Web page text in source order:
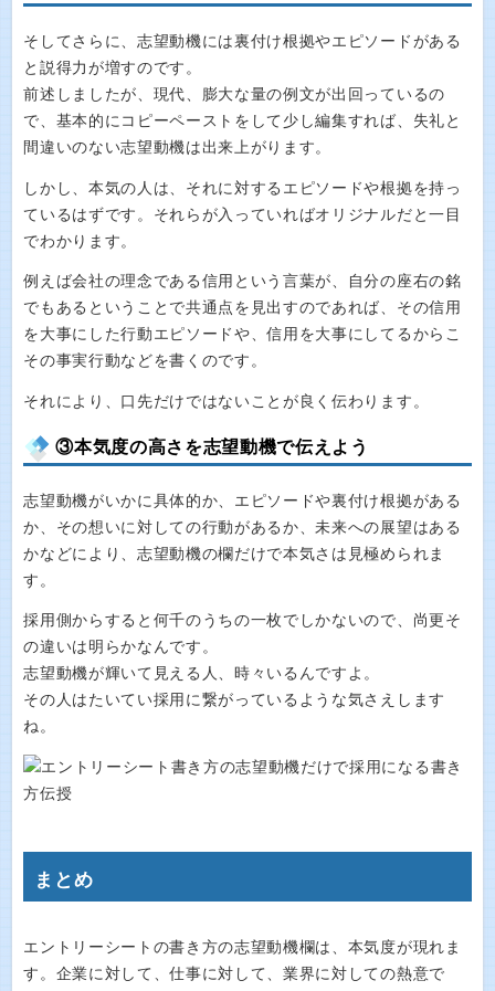
そしてさらに、志望動機には裏付け根拠やエピソードがある
と説得力が増すのです。
前述しましたが、現代、膨大な量の例文が出回っているの
で、基本的にコピーペーストをして少し編集すれば、失礼と
間違いのない志望動機は出来上がります。
しかし、本気の人は、それに対するエピソードや根拠を持っ
ているはずです。それらが入っていればオリジナルだと一目
でわかります。
例えば会社の理念である信用という言葉が、自分の座右の銘
でもあるということで共通点を見出すのであれば、その信用
を大事にした行動エピソードや、信用を大事にしてるからこ
その事実行動などを書くのです。
それにより、口先だけではないことが良く伝わります。
③本気度の高さを志望動機で伝えよう
志望動機がいかに具体的か、エピソードや裏付け根拠がある
か、その想いに対しての行動があるか、未来への展望はある
かなどにより、志望動機の欄だけで本気さは見極められま
す。
採用側からすると何千のうちの一枚でしかないので、尚更そ
の違いは明らかなんです。
志望動機が輝いて見える人、時々いるんですよ。
その人はたいてい採用に繋がっているような気さえします
ね。
まとめ
エントリーシートの書き方の志望動機欄は、本気度が現れま
す。企業に対して、仕事に対して、業界に対しての熱意で